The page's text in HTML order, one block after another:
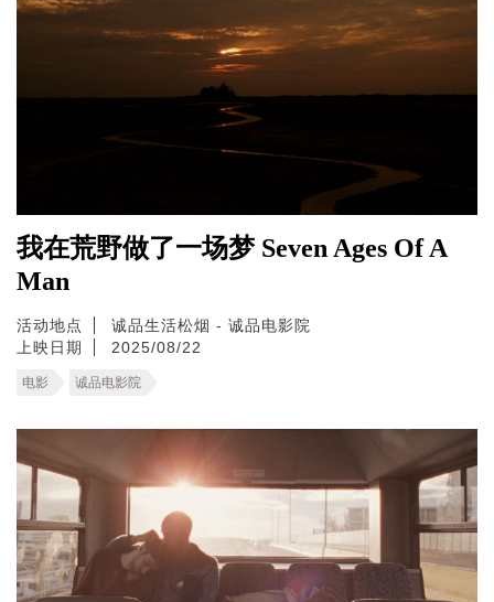
我在荒野做了一场梦 Seven Ages Of A
Man
活动地点
诚品生活松烟 - 诚品电影院
上映日期
2025/08/22
电影 诚品电影院